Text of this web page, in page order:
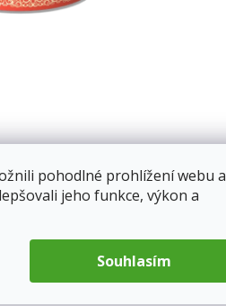
pohodlné prohlížení webu a
jeho funkce, výkon a
Souhlasím